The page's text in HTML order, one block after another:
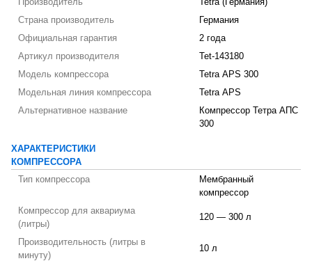
Производитель
Tetra (Германия)
Страна производитель
Германия
Официальная гарантия
2 года
Артикул производителя
Tet-143180
Модель компрессора
Tetra АРS 300
Модельная линия компрессора
Tetra АРS
Альтернативное название
Компрессор Тетра АПС
300
ХАРАКТЕРИСТИКИ
КОМПРЕССОРА
Тип компрессора
Мембранный
компрессор
Компрессор для аквариума
(литры)
120 — 300 л
Производительность (литры в
минуту)
10 л